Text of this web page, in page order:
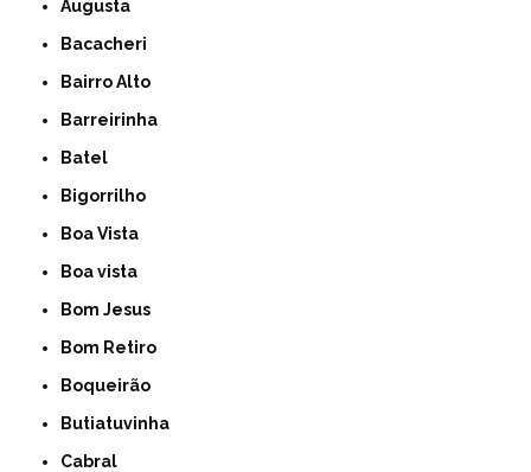
Augusta
Bacacheri
Bairro Alto
Barreirinha
Batel
Bigorrilho
Boa Vista
Boa vista
Bom Jesus
Bom Retiro
Boqueirão
Butiatuvinha
Cabral